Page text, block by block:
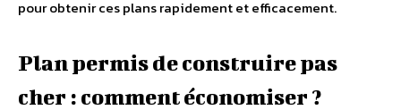
pour obtenir ces plans rapidement et efficacement.
Plan permis de construire pas
cher : comment économiser ?